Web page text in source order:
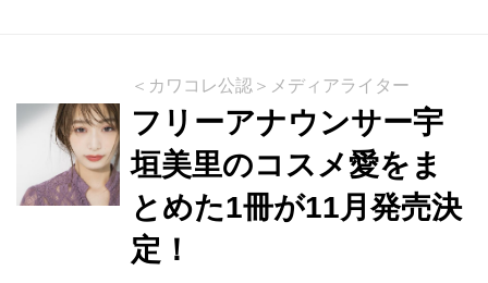
ープンしました。 BENOIT NIHANT
(ブノワ・ニアン)について 近年ベルギ
ーで注目を集める「BENOIT
NIHANT（ブノワ・ニアン）」は、元
エンジニアという異色の経歴を持つカ
カオ職人“ブノワ・ニアン氏”が2005年
に立ち上げたチョコレートブランド。
＜カワコレ公認＞メディアライター
フリーアナウンサー宇
垣美里のコスメ愛をま
とめた1冊が11月発売決
定！